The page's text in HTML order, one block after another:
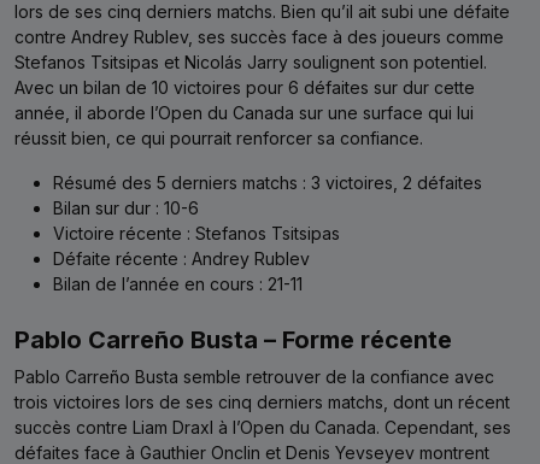
lors de ses cinq derniers matchs. Bien qu’il ait subi une défaite
contre Andrey Rublev, ses succès face à des joueurs comme
Stefanos Tsitsipas et Nicolás Jarry soulignent son potentiel.
Avec un bilan de 10 victoires pour 6 défaites sur dur cette
année, il aborde l’Open du Canada sur une surface qui lui
réussit bien, ce qui pourrait renforcer sa confiance.
Résumé des 5 derniers matchs : 3 victoires, 2 défaites
Bilan sur dur : 10-6
Victoire récente : Stefanos Tsitsipas
Défaite récente : Andrey Rublev
Bilan de l’année en cours : 21-11
Pablo Carreño Busta – Forme récente
Pablo Carreño Busta semble retrouver de la confiance avec
trois victoires lors de ses cinq derniers matchs, dont un récent
succès contre Liam Draxl à l’Open du Canada. Cependant, ses
défaites face à Gauthier Onclin et Denis Yevseyev montrent